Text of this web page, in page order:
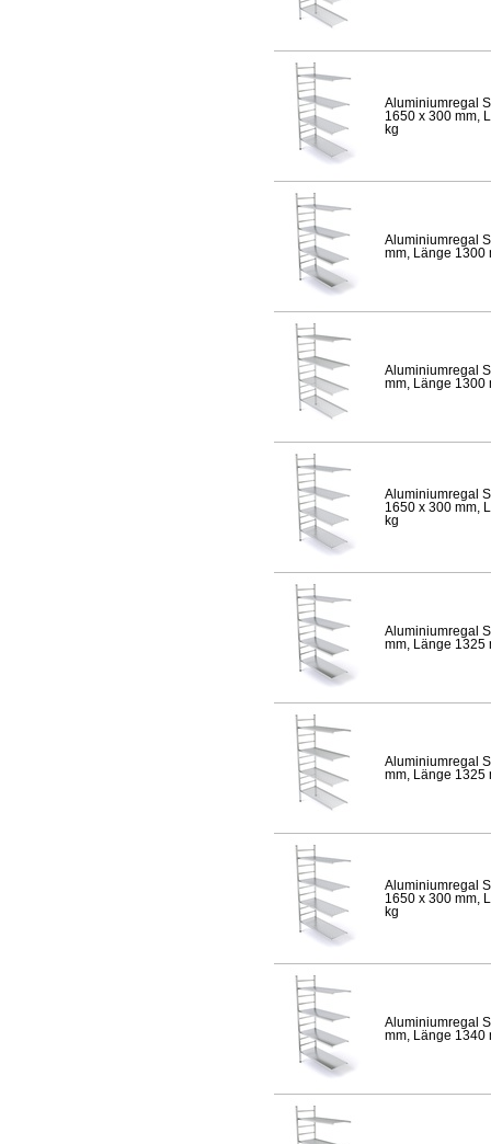
Aluminiumregal
1650 x 300 mm,
kg
Aluminiumregal
mm, Länge 1300
Aluminiumregal
mm, Länge 1300
Aluminiumregal
1650 x 300 mm,
kg
Aluminiumregal
mm, Länge 1325
Aluminiumregal
mm, Länge 1325
Aluminiumregal
1650 x 300 mm,
kg
Aluminiumregal
mm, Länge 1340